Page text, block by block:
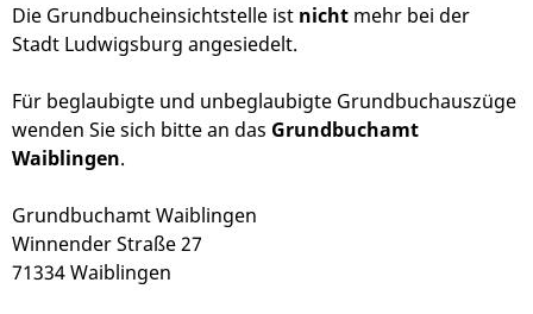
Die Grundbucheinsichtstelle ist nicht mehr bei der
Stadt Ludwigsburg angesiedelt.
Für beglaubigte und unbeglaubigte Grundbuchauszüge
wenden Sie sich bitte an das Grundbuchamt
Waiblingen.
Grundbuchamt Waiblingen
Winnender Straße 27
71334 Waiblingen